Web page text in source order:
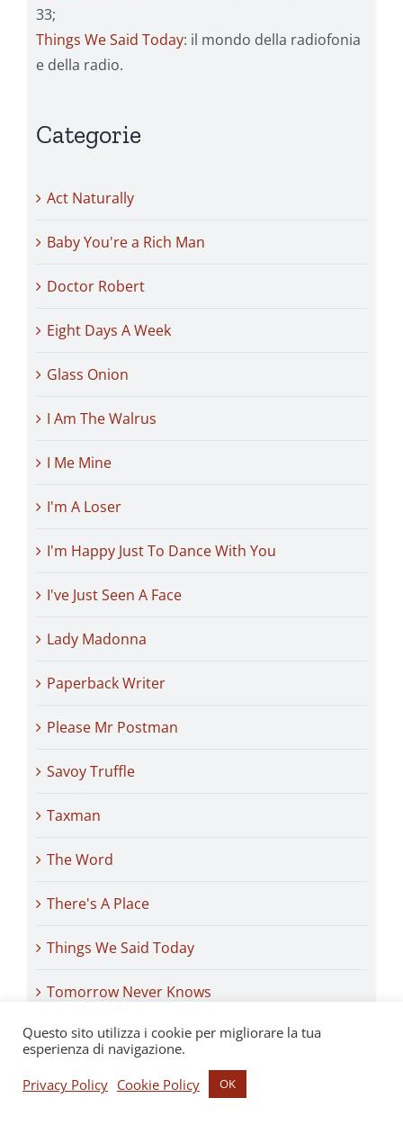
33;
Things We Said Today: il mondo della radiofonia
e della radio.
Categorie
Act Naturally
Baby You're a Rich Man
Doctor Robert
Eight Days A Week
Glass Onion
I Am The Walrus
I Me Mine
I'm A Loser
I'm Happy Just To Dance With You
I've Just Seen A Face
Lady Madonna
Paperback Writer
Please Mr Postman
Savoy Truffle
Taxman
The Word
There's A Place
Things We Said Today
Tomorrow Never Knows
We Can Work It Out
Questo sito utilizza i cookie per migliorare la tua
esperienza di navigazione.
Privacy Policy Cookie Policy OK